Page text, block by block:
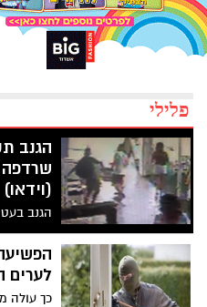
פלילי
הגנב
שרדפה
(וידאו)
הגנב
ואיים על
ע"י
את
לערים
כך עולה